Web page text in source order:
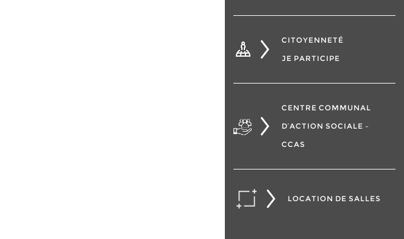
CITOYENNETÉ
JE PARTICIPE
CENTRE COMMUNAL
D’ACTION SOCIALE –
CCAS
LOCATION DE SALLES